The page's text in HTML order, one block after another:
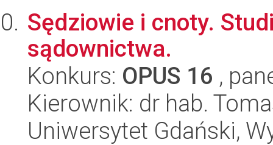
Sędziowie i cnoty.
sądownictwa.
Konkurs: OPUS 16 ,
Kierownik: dr hab.
Uniwersytet Gdański,